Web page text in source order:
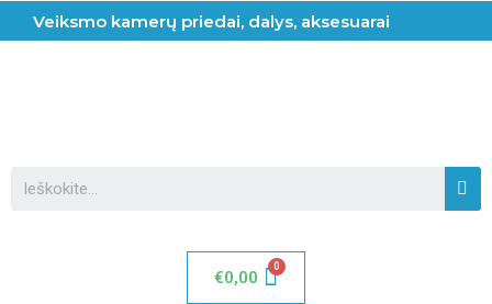
Veiksmo kamerų priedai, dalys, aksesuarai
€0,00